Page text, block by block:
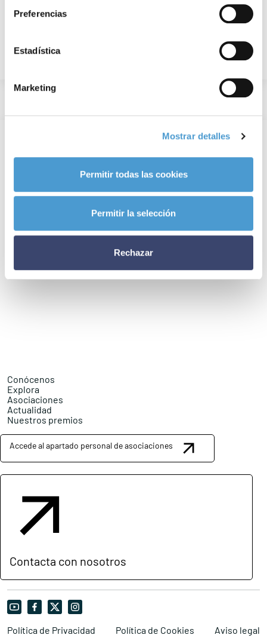
Preferencias
Estadística
Marketing
Mostrar detalles
Permitir todas las cookies
Permitir la selección
Rechazar
Conócenos
Explora
Asociaciones
Actualidad
Nuestros premios
Accede al apartado personal de asociaciones
Contacta con nosotros
Política de Privacidad Política de Cookies Aviso legal